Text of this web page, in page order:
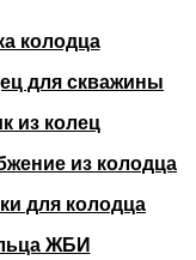
колодца
для скважины
из колец
из колодца
для колодца
ЖБИ